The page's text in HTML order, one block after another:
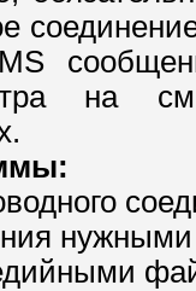
на
нужными